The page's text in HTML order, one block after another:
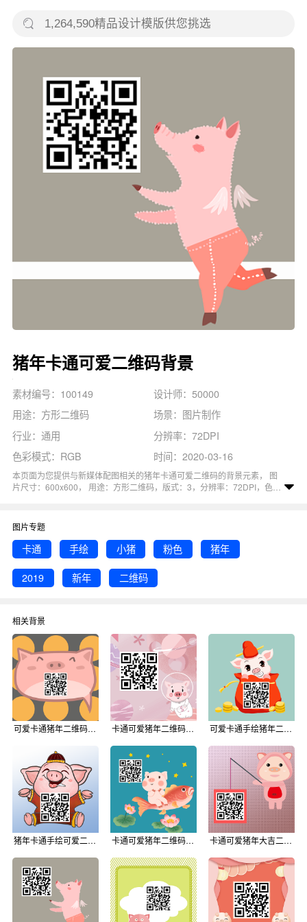
猪年卡通可爱二维码背景
素材编号：100149
设计师：50000
用途：方形二维码
场景：图片制作
行业：通用
分辨率：72DPI
色彩模式：RGB
时间：2020-03-16
本页面为您提供与新媒体配图相关的猪年卡通可爱二维码的背景元素， 图
片尺寸：600x600， 用途：方形二维码，版式：3，分辨率：72DPI，色彩
点击编辑吧！
图片专题
卡通 手绘 小猪 粉色 猪年
2019 新年 二维码
相关背景
可爱卡通猪年二维码背景 卡通可爱猪年二维码背景 可爱卡通手绘猪年二维码背景
猪年卡通手绘可爱二维码背景 卡通可爱猪年二维码背景 卡通可爱猪年大吉二维码背景